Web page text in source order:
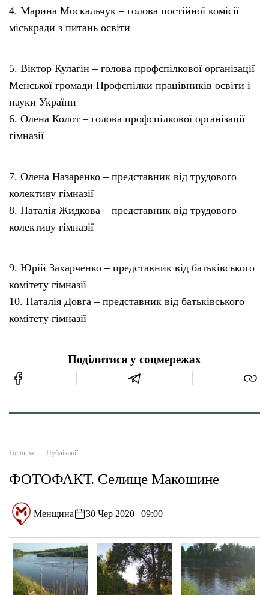
4. Марина Москальчук – голова постійної комісії
міськради з питань освіти
5. Віктор Кулагін – голова профспілкової організації
Менської громади Профспілки працівників освіти і
науки України
6. Олена Колот – голова профспілкової організації
гімназії
7. Олена Назаренко – представник від трудового
колективу гімназії
8. Наталія Жидкова – представник від трудового
колективу гімназії
9. Юрій Захарченко – представник від батьківського
комітету гімназії
10. Наталія Довга – представник від батьківського
комітету гімназії
Поділитися у соцмережах
Головна Публікації
ФОТОФАКТ. Селище Макошине
Менщина 30 Чер 2020 | 09:00